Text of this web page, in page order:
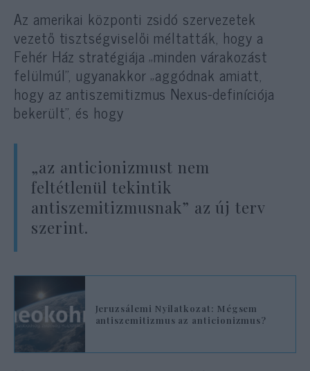
Az amerikai központi zsidó szervezetek
vezető tisztségviselői méltatták, hogy a
Fehér Ház stratégiája „minden várakozást
felülmúl”, ugyanakkor „aggódnak amiatt,
hogy az antiszemitizmus Nexus-definíciója
bekerült”, és hogy
„az anticionizmust nem
feltétlenül tekintik
antiszemitizmusnak” az új terv
szerint.
Jeruzsálemi Nyilatkozat: Mégsem
antiszemitizmus az anticionizmus?